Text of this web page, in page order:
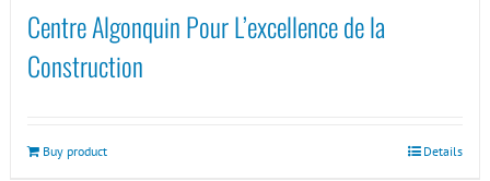
Centre Algonquin Pour L’excellence de la
Construction
Buy product Details